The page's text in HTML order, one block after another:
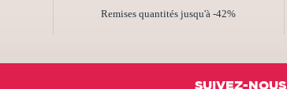
Remises quantités jusqu'à -42%
SUIVEZ-NOUS